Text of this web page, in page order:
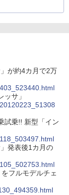
が約4カ月で2万
サ」
試乗!! 新型「イン
発表後1カ月の
フルモデルチェ